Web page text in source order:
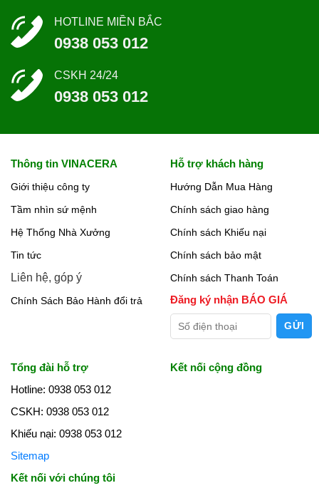
HOTLINE MIỀN BẮC
0938 053 012
CSKH 24/24
0938 053 012
Thông tin VINACERA
Giới thiệu công ty
Tầm nhìn sứ mệnh
Hệ Thống Nhà Xưởng
Tin tức
Liên hệ, góp ý
Chính Sách Bảo Hành đổi trả
Hỗ trợ khách hàng
Hướng Dẫn Mua Hàng
Chính sách giao hàng
Chính sách Khiếu nại
Chính sách bảo mật
Chính sách Thanh Toán
Đăng ký nhận BÁO GIÁ
Tổng đài hỗ trợ
Hotline: 0938 053 012
CSKH: 0938 053 012
Khiếu nại: 0938 053 012
Sitemap
Kết nối với chúng tôi
Kết nối cộng đồng